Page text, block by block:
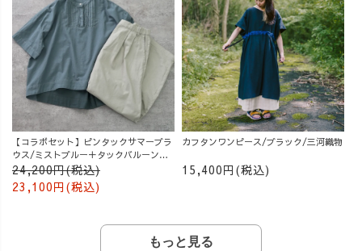
【コラボセット】ピンタックサマーブラ
ウス/ミストブルー＋タックバルーンパ
ンツ/グレージュ
24,200円(税込)
23,100円(税込)
カフタンワンピース/ブラック/三河織物
15,400円(税込)
もっと見る